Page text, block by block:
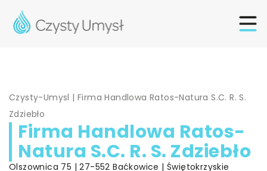
Czysty-Umysl |Firma Handlowa Ratos-Natura S.C. R. S.
Zdziebło
Firma Handlowa Ratos-
Natura S.C. R. S. Zdziebło
Olszownica 75 | 27-552 Baćkowice | Świętokrzyskie